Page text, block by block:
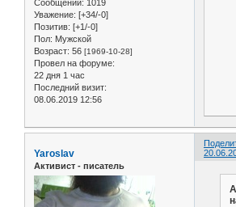
Сообщений: 1019
Уважение: [+34/-0]
Позитив: [+1/-0]
Пол: Мужской
Возраст: 56 [1969-10-28]
Провел на форуме:
22 дня 1 час
Последний визит:
08.06.2019 12:56
Yaroslav
Активист - писатель